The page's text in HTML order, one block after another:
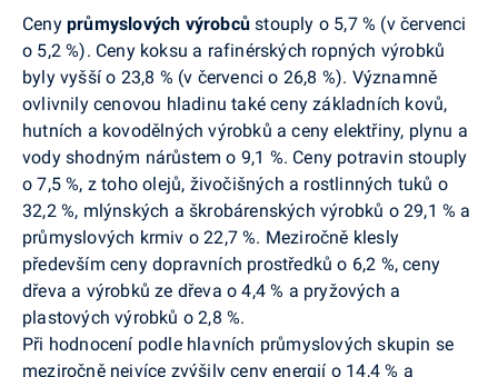
Ceny průmyslových výrobců stouply o 5,7 % (v červenci
o 5,2 %). Ceny koksu a rafinérských ropných výrobků
byly vyšší o 23,8 % (v červenci o 26,8 %). Významně
ovlivnily cenovou hladinu také ceny základních kovů,
hutních a kovodělných výrobků a ceny elektřiny, plynu a
vody shodným nárůstem o 9,1 %. Ceny potravin stouply
o 7,5 %, z toho olejů, živočišných a rostlinných tuků o
32,2 %, mlýnských a škrobárenských výrobků o 29,1 % a
průmyslových krmiv o 22,7 %. Meziročně klesly
především ceny dopravních prostředků o 6,2 %, ceny
dřeva a výrobků ze dřeva o 4,4 % a pryžových a
plastových výrobků o 2,8 %.
Při hodnocení podle hlavních průmyslových skupin se
meziročně nejvíce zvýšily ceny energií o 14,4 % a